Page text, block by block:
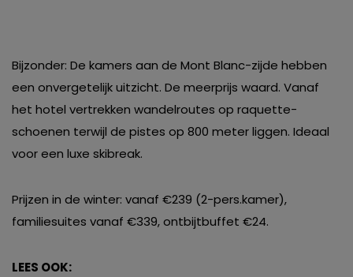
Bijzonder: De kamers aan de Mont Blanc-zijde hebben
een onvergetelijk uitzicht. De meerprijs waard. Vanaf
het hotel vertrekken wandelroutes op raquette-
schoenen terwijl de pistes op 800 meter liggen. Ideaal
voor een luxe skibreak.
Prijzen in de winter: vanaf €239 (2-pers.kamer),
familiesuites vanaf €339, ontbijtbuffet €24.
LEES OOK: